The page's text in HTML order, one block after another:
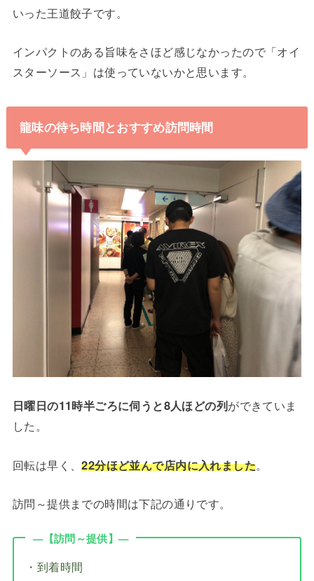
いった王道餃子です。
インパクトのある旨味をさほど感じなかったので「オイ
スターソース」は使っていないかと思います。
龍味の待ち時間とおすすめ訪問時間
日曜日の11時半ごろに伺うと8人ほどの列ができていま
した。
回転は早く、22分ほど並んで店内に入れました。
訪問～提供までの時間は下記の通りです。
—【訪問～提供】—
・到着時間